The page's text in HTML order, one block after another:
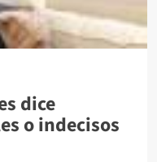
dice
o indecisos